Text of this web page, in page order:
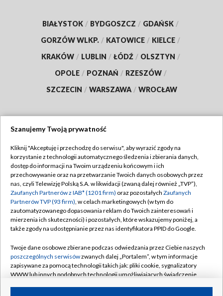
BIAŁYSTOK / BYDGOSZCZ / GDAŃSK /
GORZÓW WLKP. / KATOWICE / KIELCE /
KRAKÓW / LUBLIN / ŁÓDŹ / OLSZTYN /
OPOLE / POZNAŃ / RZESZÓW /
SZCZECIN / WARSZAWA / WROCŁAW
TVP
Abonament TVP
Emisja w TVP
Centrum informacji TVP
Naziemna Telewizja Cyfrowa
Rada Programowa
System NOS
Informacje o nadawcy
Regulamin TVP
Polityka prywatności
Moje zgody
Pomoc
Kontakt
Kanały
Szanujemy Twoją prywatność
Kliknij "Akceptuję i przechodzę do serwisu", aby wyrazić zgody na
korzystanie z technologii automatycznego śledzenia i zbierania danych,
dostęp do informacji na Twoim urządzeniu końcowym i ich
przechowywanie oraz na przetwarzanie Twoich danych osobowych przez
nas, czyli Telewizję Polską S.A. w likwidacji (zwaną dalej również „TVP”),
Zaufanych Partnerów z IAB* (1201 firm) oraz pozostałych Zaufanych
Partnerów TVP (93 firm), w celach marketingowych (w tym do
zautomatyzowanego dopasowania reklam do Twoich zainteresowań i
mierzenia ich skuteczności) i pozostałych, które wskazujemy poniżej, a
także zgody na udostępnianie przez nas identyfikatora PPID do Google.
Twoje dane osobowe zbierane podczas odwiedzania przez Ciebie naszych
poszczególnych serwisówzwanych dalej „Portalem”, w tym informacje
zapisywane za pomocą technologii takich jak: pliki cookie, sygnalizatory
WWW lub innych podobnych technologii umożliwiających świadczenie